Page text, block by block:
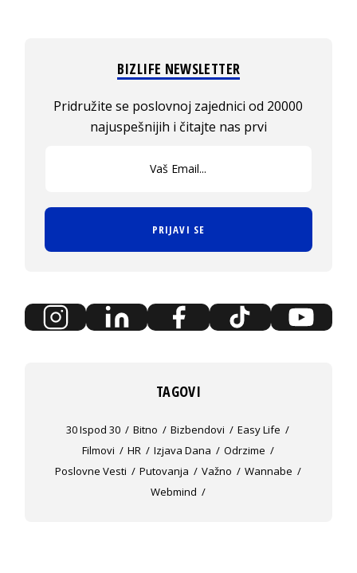
BIZLIFE NEWSLETTER
Pridružite se poslovnoj zajednici od 20000
najuspešnijih i čitajte nas prvi
PRIJAVI SE
TAGOVI
30 Ispod 30 Bitno Bizbendovi
Easy Life
Filmovi
HR Izjava Dana
Odrzime
Poslovne Vesti
Putovanja Važno
Wannabe
Webmind